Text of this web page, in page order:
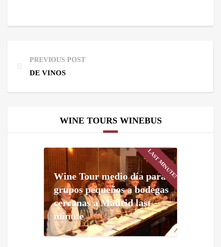
PREVIOUS POST
DE VINOS
WINE TOURS WINEBUS
LAST MINUTE!
Wine Tour medio día para
grupos pequeños a bodegas
cercanas a Madrid last
minute